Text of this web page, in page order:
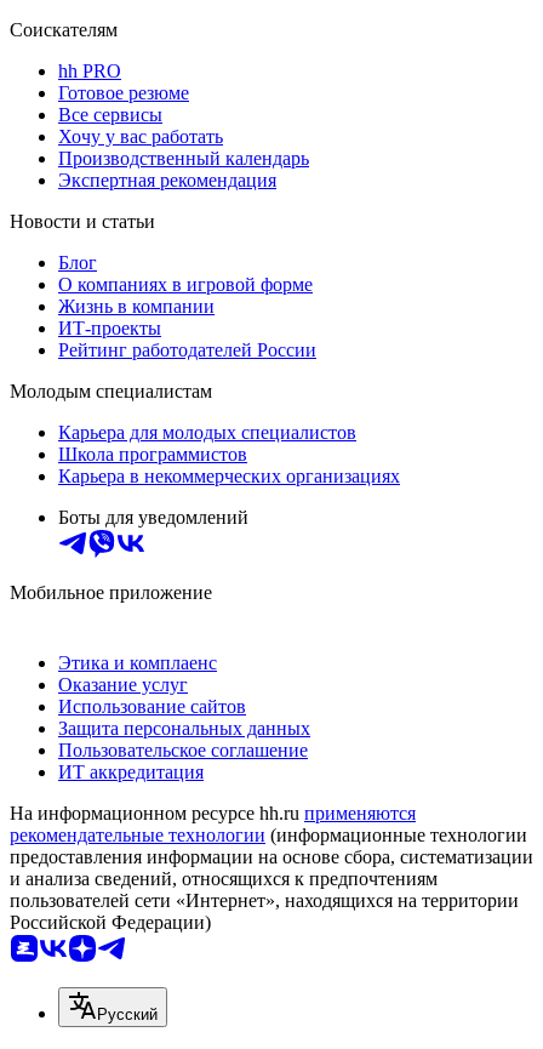
Соискателям
hh PRO
Готовое резюме
Все сервисы
Хочу у вас работать
Производственный календарь
Экспертная рекомендация
Новости и статьи
Блог
О компаниях в игровой форме
Жизнь в компании
ИТ-проекты
Рейтинг работодателей России
Молодым специалистам
Карьера для молодых специалистов
Школа программистов
Карьера в некоммерческих организациях
Боты для уведомлений
Мобильное приложение
Этика и комплаенс
Оказание услуг
Использование сайтов
Защита персональных данных
Пользовательское соглашение
ИТ аккредитация
На информационном ресурсе hh.ru применяются
рекомендательные технологии (информационные технологии
предоставления информации на основе сбора, систематизации
и анализа сведений, относящихся к предпочтениям
пользователей сети «Интернет», находящихся на территории
Российской Федерации)
Русский